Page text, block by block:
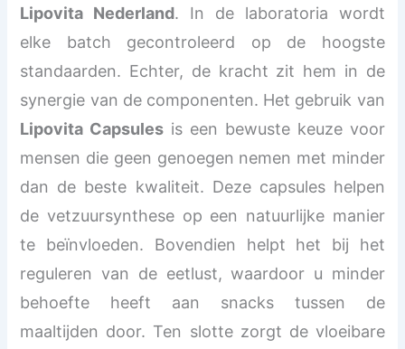
Lipovita Nederland. In de laboratoria wordt
elke batch gecontroleerd op de hoogste
standaarden. Echter, de kracht zit hem in de
synergie van de componenten. Het gebruik van
Lipovita Capsules is een bewuste keuze voor
mensen die geen genoegen nemen met minder
dan de beste kwaliteit. Deze capsules helpen
de vetzuursynthese op een natuurlijke manier
te beïnvloeden. Bovendien helpt het bij het
reguleren van de eetlust, waardoor u minder
behoefte heeft aan snacks tussen de
maaltijden door. Ten slotte zorgt de vloeibare